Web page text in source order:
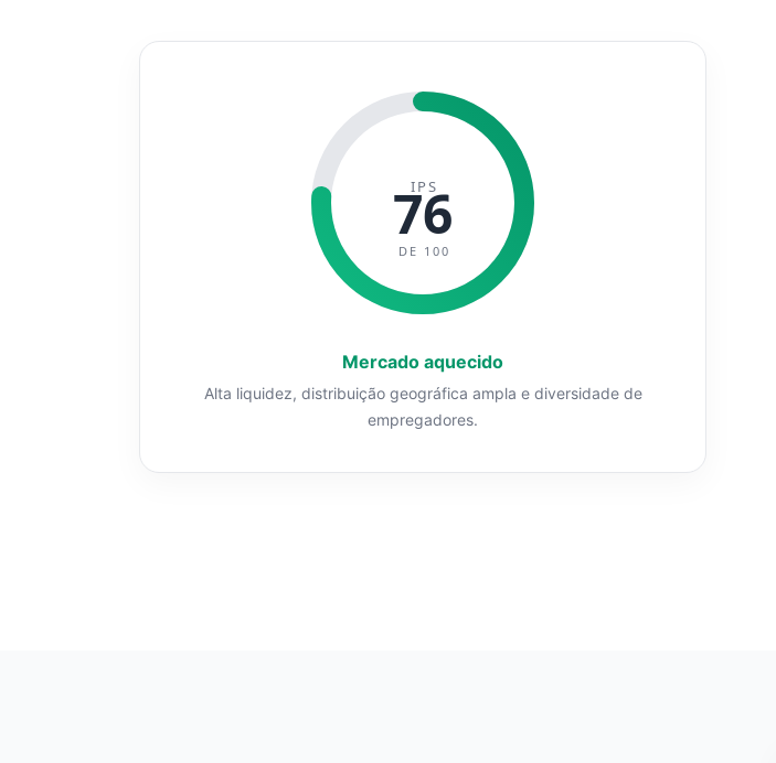
IPS
76
DE 100
Mercado aquecido
Alta liquidez, distribuição geográfica ampla e diversidade de
empregadores.